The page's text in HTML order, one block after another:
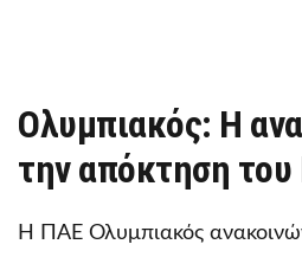
Ολυμπιακός: Η
την απόκτηση του
Η ΠΑΕ Ολυμπιακός